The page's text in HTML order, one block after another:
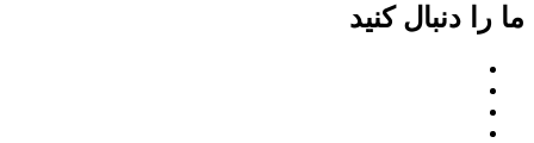
ما را دنبال کنید